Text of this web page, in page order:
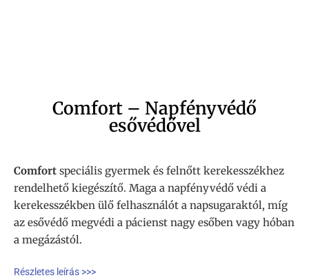
Comfort – Napfényvédő
esővédővel
Comfort speciális gyermek és felnőtt kerekesszékhez
rendelhető kiegészítő. Maga a napfényvédő védi a
kerekesszékben ülő felhasználót a napsugaraktól, míg
az esővédő megvédi a pácienst nagy esőben vagy hóban
a megázástól.
Részletes leírás >>>